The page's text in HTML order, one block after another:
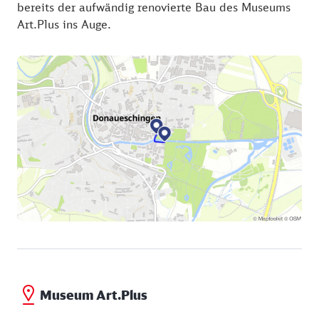
bereits der aufwändig renovierte Bau des Museums
Art.Plus ins Auge.
Museum Art.Plus